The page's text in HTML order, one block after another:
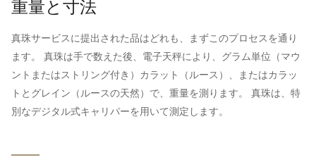
重量と寸法
真珠サービスに提出された品はどれも、まずこのプロセスを通り
ます。 真珠は手で数えた後、電子天秤により、グラム単位（マウ
ントまたはストリング付き）カラット（ルース）、またはカラッ
トとグレイン（ルースの天然）で、重量を測ります。 真珠は、特
別なデジタル式キャリパーを用いて測定します。